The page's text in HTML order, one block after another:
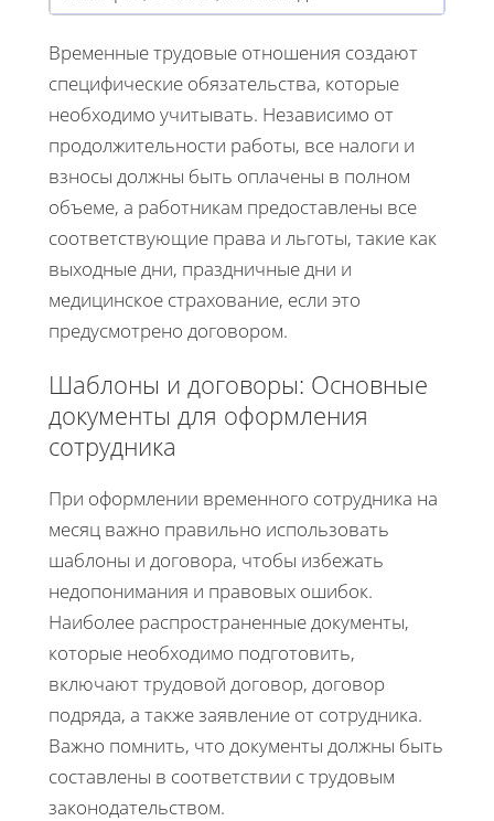
Временные трудовые отношения создают
специфические обязательства, которые
необходимо учитывать. Независимо от
продолжительности работы, все налоги и
взносы должны быть оплачены в полном
объеме, а работникам предоставлены все
соответствующие права и льготы, такие как
выходные дни, праздничные дни и
медицинское страхование, если это
предусмотрено договором.
Шаблоны и договоры: Основные
документы для оформления
сотрудника
При оформлении временного сотрудника на
месяц важно правильно использовать
шаблоны и договора, чтобы избежать
недопонимания и правовых ошибок.
Наиболее распространенные документы,
которые необходимо подготовить,
включают трудовой договор, договор
подряда, а также заявление от сотрудника.
Важно помнить, что документы должны быть
составлены в соответствии с трудовым
законодательством.